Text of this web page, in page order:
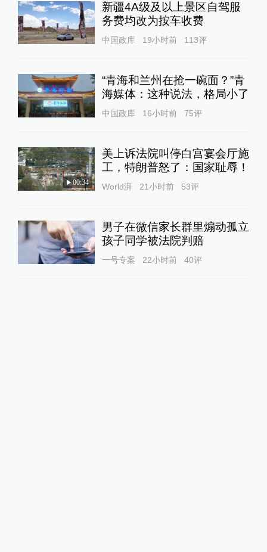
新疆4A级及以上景区自驾服
务费均改为按车收费
中国政库 19小时前 113评
“青海和兰州在抢一碗面？”青
海媒体：这种说法，格局小了
中国政库 16小时前 75评
00:34
美上诉法院叫停白宫宴会厅施
工，特朗普怒了：国家耻辱！
World湃 21小时前 53评
男子在微信家长群里煽动孤立
孩子同学被法院判赔
一号专案 22小时前 40评